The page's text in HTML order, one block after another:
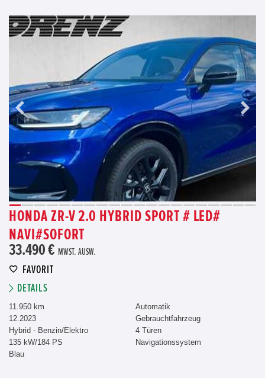
HONDA ZR-V 2.0 HYBRID SPORT # LED#
NAVI#SOFORT
33.490 € MWST. AUSW.
FAVORIT
DETAILS
11.950 km
12.2023
Hybrid - Benzin/Elektro
135 kW/184 PS
Blau
Automatik
Gebrauchtfahrzeug
4 Türen
Navigationssystem